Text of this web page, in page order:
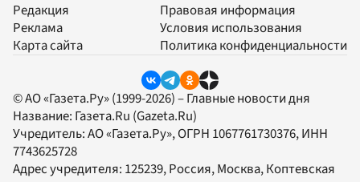
Редакция
Реклама
Карта сайта
Правовая информация
Условия использования
Политика конфиденциальности
© АО «Газета.Ру» (1999-2026) – Главные новости дня
Название: Газета.Ru (Gazeta.Ru)
Учредитель:АО «Газета.Ру», ОГРН 1067761730376, ИНН
7743625728
Адрес учредителя: 125239, Россия, Москва, Коптевская